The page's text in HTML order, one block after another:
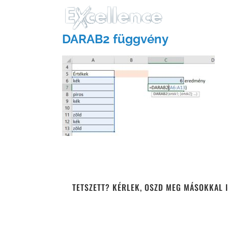
DARAB2 függvény
TETSZETT? KÉRLEK, OSZD MEG MÁSOKKAL